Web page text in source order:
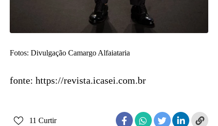
Fotos: Divulgação Camargo Alfaiataria
fonte: https://revista.icasei.com.br
11 Curtir